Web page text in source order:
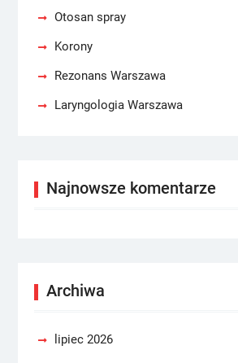
Otosan spray
Korony
Rezonans Warszawa
Laryngologia Warszawa
Najnowsze komentarze
Archiwa
lipiec 2026